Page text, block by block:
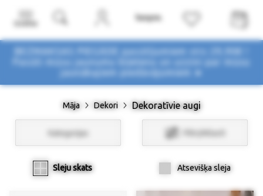
BEZMAKSAS PIEGĀDE pasūtījumiem virs 29,90€ !
Pasūti mūsu jaunumu biļetenu un uzzini par mūsu
Māja Dekori Dekoratīvie augi
Kategorijas Filtri/Atlasīt
Sleju skats Atsevišķa sleja